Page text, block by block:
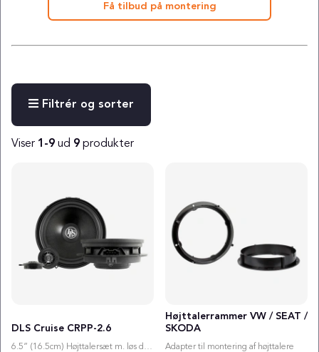
Få tilbud på montering
Filtrér og sorter
Viser 1-9 ud 9 produkter
DLS Cruise CRPP-2.6
6.5” (16.5cm) Højttalersæt m. løs diskant
Højttalerrammer VW / SEAT /
SKODA
Adapter til montering af højttalere